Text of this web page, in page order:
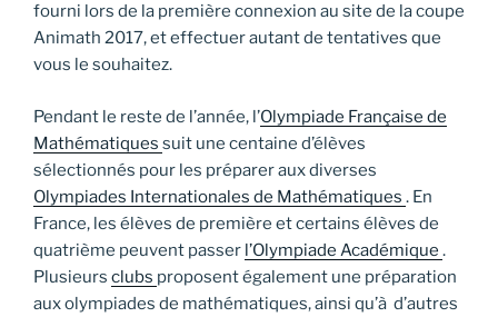
fourni lors de la première connexion au site de la coupe
Animath 2017, et effectuer autant de tentatives que
vous le souhaitez.
Pendant le reste de l’année, l’Olympiade Française de
Mathématiques suit une centaine d’élèves
sélectionnés pour les préparer aux diverses
Olympiades Internationales de Mathématiques . En
France, les élèves de première et certains élèves de
quatrième peuvent passer l’Olympiade Académique .
Plusieurs clubs proposent également une préparation
aux olympiades de mathématiques, ainsi qu’à d’autres